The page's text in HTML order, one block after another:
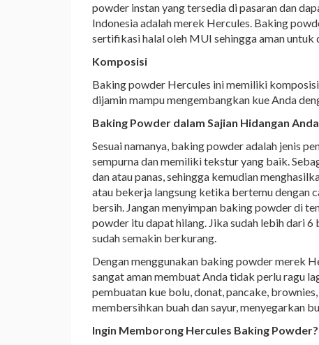
powder instan yang tersedia di pasaran dan
Indonesia adalah merek Hercules. Baking
sertifikasi halal oleh MUI sehingga aman untuk
Komposisi
Baking powder Hercules ini memiliki
dijamin mampu mengembangkan kue Anda
Baking Powder dalam Sajian Hidangan Anda
Sesuai namanya, baking powder adalah jenis
sempurna dan memiliki tekstur yang baik.
dan atau panas, sehingga kemudian
atau bekerja langsung ketika bertemu dengan
bersih. Jangan menyimpan baking powder di
powder itu dapat hilang. Jika sudah lebih dari
sudah semakin berkurang.
Dengan menggunakan baking powder merek
sangat aman membuat Anda tidak perlu ragu
pembuatan kue bolu, donat, pancake,
membersihkan buah dan sayur, menyegarkan
Ingin Memborong Hercules Baking